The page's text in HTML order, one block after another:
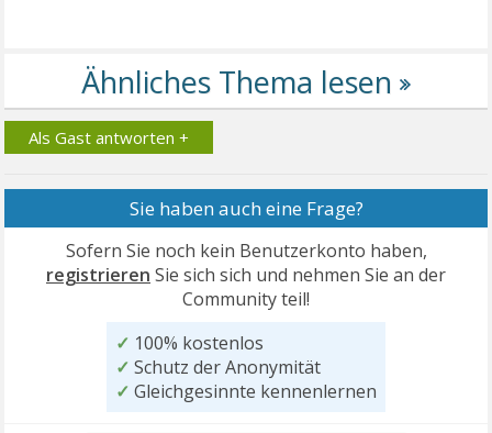
Als Gast antworten +
Sie haben auch eine Frage?
Sofern Sie noch kein Benutzerkonto haben,
registrieren Sie sich sich und nehmen Sie an der
Community teil!
✓ 100% kostenlos
✓ Schutz der Anonymität
✓ Gleichgesinnte kennenlernen